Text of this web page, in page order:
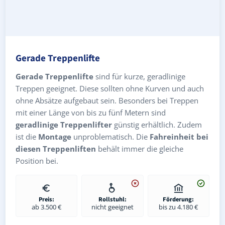
Gerade Treppenlifte
Gerade Treppenlifte sind für kurze, geradlinige
Treppen geeignet. Diese sollten ohne Kurven und auch
ohne Absätze aufgebaut sein. Besonders bei Treppen
mit einer Länge von bis zu fünf Metern sind
geradlinige Treppenlifter günstig erhältlich. Zudem
ist die Montage unproblematisch. Die Fahreinheit bei
diesen Treppenliften behält immer die gleiche
Position bei.
Preis:
ab 3.500 €
Rollstuhl:
nicht geeignet
Förderung:
bis zu 4.180 €